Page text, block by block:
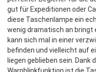
gut für Expeditionen oder
diese Taschenlampe ein
wenig dramatisch an bringt
kann sich mal in einer
befinden und vielleicht auf
liegen geblieben sein. Dank
Warnblinkfunktion ist die